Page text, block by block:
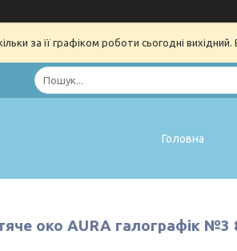
за її графіком роботи сьогодні
Головна
око AURA галографік №3